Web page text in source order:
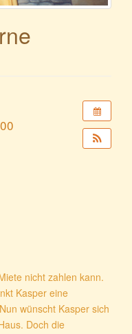
nicht zahlen kann.
Kasper eine
wünscht Kasper sich
Doch die